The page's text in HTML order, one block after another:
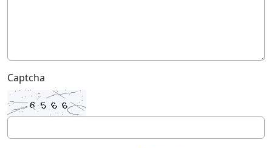
Captcha